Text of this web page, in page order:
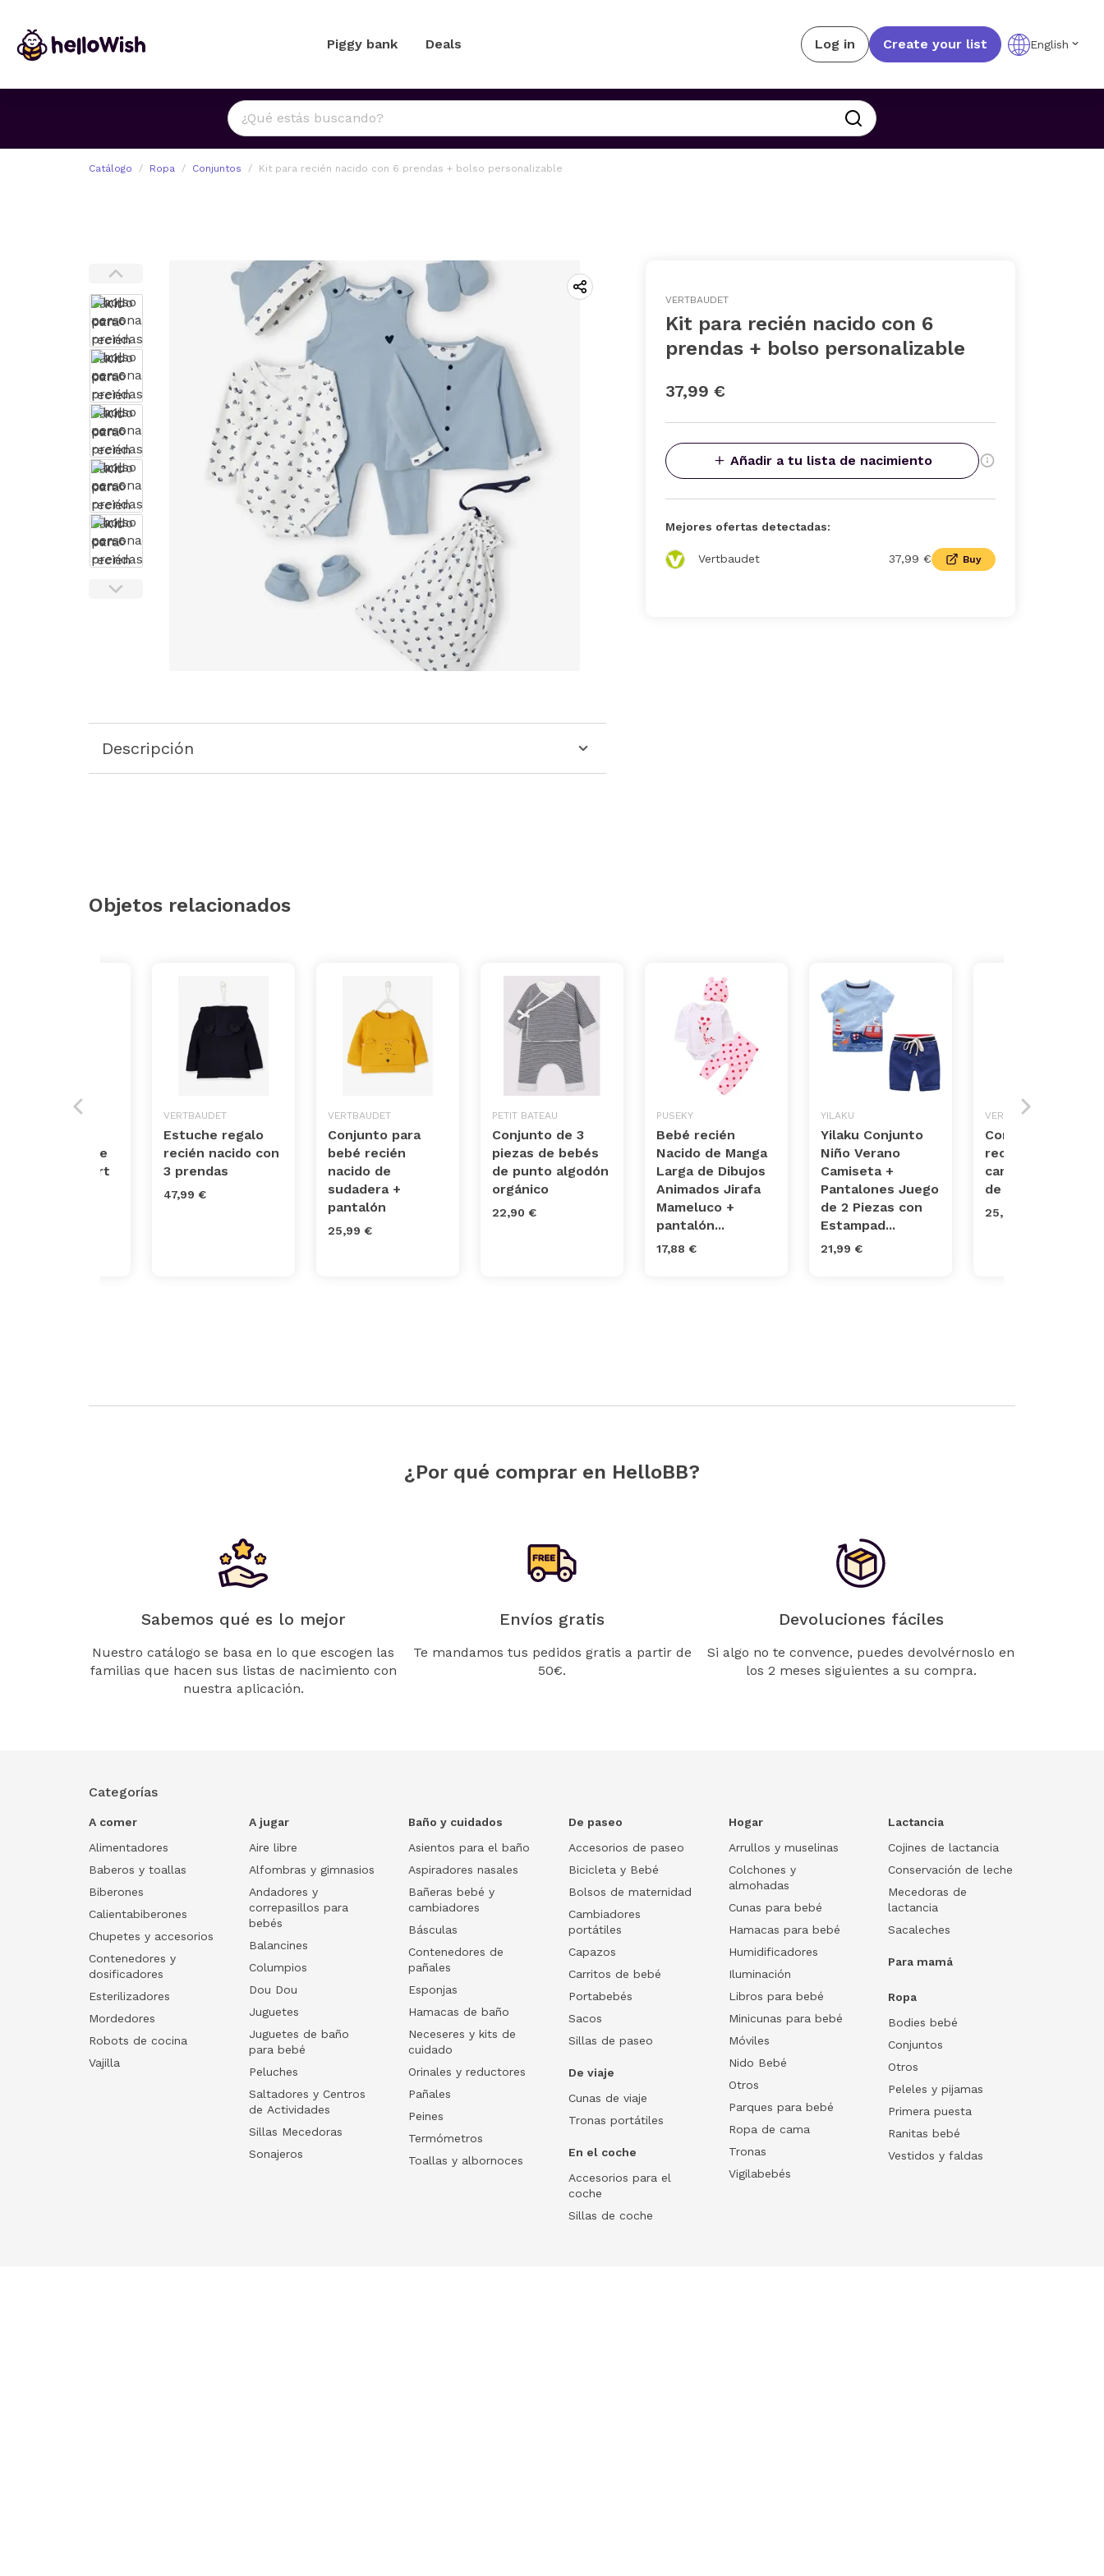
Piggy bank Deals Log in Create your list English
Catálogo Ropa Conjuntos Kit para recién nacido con 6 prendas + bolso personalizable
Descripción
VERTBAUDET
Kit para recién nacido con 6
prendas + bolso personalizable
37,99 €
Añadir a tu lista de nacimiento
Mejores ofertas detectadas:
Vertbaudet 37,99 € Buy
Objetos relacionados
nacido de
y short
VERTBAUDET
Estuche regalo
recién nacido con
3 prendas
47,99 €
VERTBAUDET
Conjunto para
bebé recién
nacido de
sudadera +
pantalón
25,99 €
PETIT BATEAU
Conjunto de 3
piezas de bebés
de punto algodón
orgánico
22,90 €
PUSEKY
Bebé recién
Nacido de Manga
Larga de Dibujos
Animados Jirafa
Mameluco +
pantalón...
17,88 €
YILAKU
Yilaku Conjunto
Niño Verano
Camiseta +
Pantalones Juego
de 2 Piezas con
Estampad...
21,99 €
VERTBAUDET
Conjunto para
recién nacido de
camiseta y short
de ceremonia
25,99 €
¿Por qué comprar en HelloBB?
Sabemos qué es lo mejor
Nuestro catálogo se basa en lo que escogen las
familias que hacen sus listas de nacimiento con
nuestra aplicación.
Envíos gratis
Te mandamos tus pedidos gratis a partir de
50€.
Devoluciones fáciles
Si algo no te convence, puedes devolvérnoslo en
los 2 meses siguientes a su compra.
Categorías
A comer
Alimentadores
Baberos y toallas
Biberones
Calientabiberones
Chupetes y accesorios
Contenedores y
dosificadores
Esterilizadores
Mordedores
Robots de cocina
Vajilla
A jugar
Aire libre
Alfombras y gimnasios
Andadores y
correpasillos para
bebés
Balancines
Columpios
Dou Dou
Juguetes
Juguetes de baño
para bebé
Peluches
Saltadores y Centros
de Actividades
Sillas Mecedoras
Sonajeros
Baño y cuidados
Asientos para el baño
Aspiradores nasales
Bañeras bebé y
cambiadores
Básculas
Contenedores de
pañales
Esponjas
Hamacas de baño
Neceseres y kits de
cuidado
Orinales y reductores
Pañales
Peines
Termómetros
Toallas y albornoces
De paseo
Accesorios de paseo
Bicicleta y Bebé
Bolsos de maternidad
Cambiadores
portátiles
Capazos
Carritos de bebé
Portabebés
Sacos
Sillas de paseo
De viaje
Cunas de viaje
Tronas portátiles
En el coche
Accesorios para el
coche
Sillas de coche
Hogar
Arrullos y muselinas
Colchones y
almohadas
Cunas para bebé
Hamacas para bebé
Humidificadores
Iluminación
Libros para bebé
Minicunas para bebé
Móviles
Nido Bebé
Otros
Parques para bebé
Ropa de cama
Tronas
Vigilabebés
Lactancia
Cojines de lactancia
Conservación de leche
Mecedoras de
lactancia
Sacaleches
Para mamá
Ropa
Bodies bebé
Conjuntos
Otros
Peleles y pijamas
Primera puesta
Ranitas bebé
Vestidos y faldas